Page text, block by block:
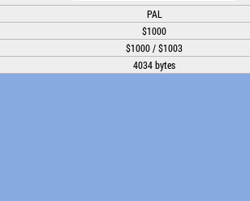
PAL
$1000
$1000 / $1003
4034 bytes